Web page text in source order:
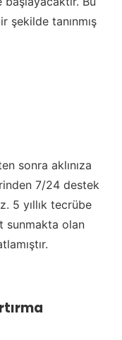
şekilde tanınmış
sonra aklınıza
7/24 destek
5 yıllık tecrübe
sunmakta olan